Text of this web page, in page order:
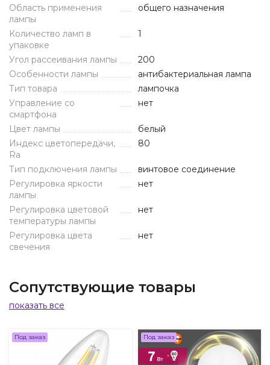
Область применения
лампы
общего назначения
Количество ламп в
упаковке
1
Угол рассеивания лампы
200
Особенности лампы
антибактериальная лампа
Тип товара
лампочка
Управление со
смартфона
нет
Цвет лампы
белый
Индекс цветопередачи,
Ra
80
Тип подключения лампы
винтовое соединение
Регулировка яркости
лампы
нет
Регулировка цветовой
температуры лампы
нет
Регулировка цвета
свечения
нет
Сопутствующие товары
показать все
Под заказ Под заказ